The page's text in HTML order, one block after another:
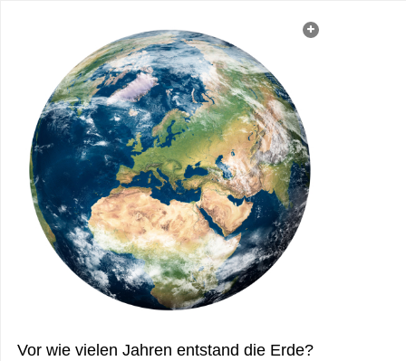
Vor wie vielen Jahren entstand die Erde?